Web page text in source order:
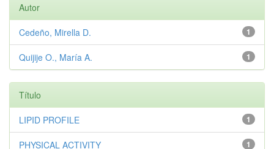
Autor
1
Cedeño, Mirella D.
1
Quijije O., María A.
Título
1
LIPID PROFILE
1
PHYSICAL ACTIVITY